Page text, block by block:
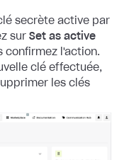
secrète active par
sur Set as active
confirmez l'action.
clé effectuée,
les clés